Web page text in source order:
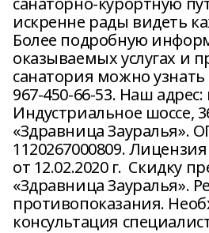
искренне рады видеть
Более подробную
оказываемых услугах и
санатория можно узнать
967-450-66-53. Наш адрес:
Индустриальное шоссе,
«Здравница Зауралья».
1120267000809.
от 12.02.2020 г. Скидку
«Здравница Зауралья».
противопоказания.
консультация